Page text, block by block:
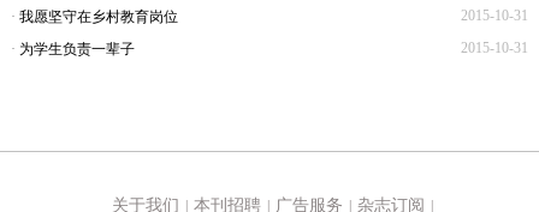
2015-10-31
· 我愿坚守在乡村教育岗位
2015-10-31
· 为学生负责一辈子
关于我们 | 本刊招聘 | 广告服务 | 杂志订阅 |